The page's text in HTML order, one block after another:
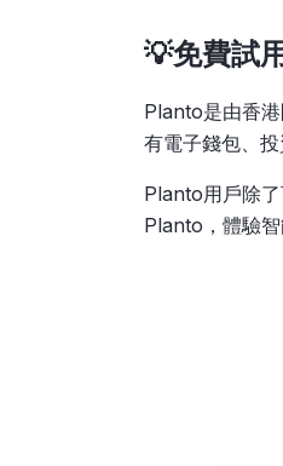
💡免費試
Planto是由香
有電子錢包、
Planto用戶除
Planto，體驗智